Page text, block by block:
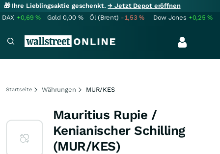
🎁 Ihre Lieblingsaktie geschenkt.→ Jetzt Depot eröffnen
DAX +0,69% Gold 0,00 % Öl (Brent) -1,53% Dow Jones +0,25%
Startseite Währungen MUR/KES
Mauritius Rupie /
Kenianischer Schilling
(MUR/KES)